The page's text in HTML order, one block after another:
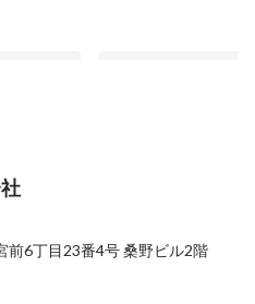
は自由に
【代表インタビュー】
最新順で表示
前6丁目23番4号桑野ビル2階